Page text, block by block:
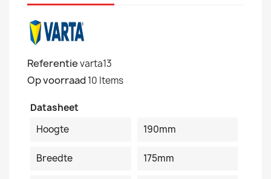
Referentievarta13
Op voorraad 10 Items
Datasheet
Hoogte
190mm
Breedte 175mm